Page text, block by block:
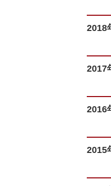
2018
2017
2016
2015